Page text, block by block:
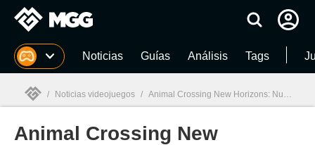
MGG Noticias Guías Análisis Tags
MGG
/ Noticias videojuegos / Animal Crossing New Horizons: Nuevo tráiler filtrado con 4 detalles inéditos
Animal Crossing New